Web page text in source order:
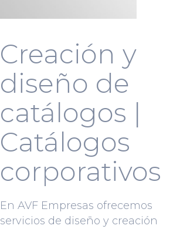
Creación y
diseño de
catálogos |
Catálogos
corporativos
En AVF Empresas ofrecemos
servicios de diseño y creación